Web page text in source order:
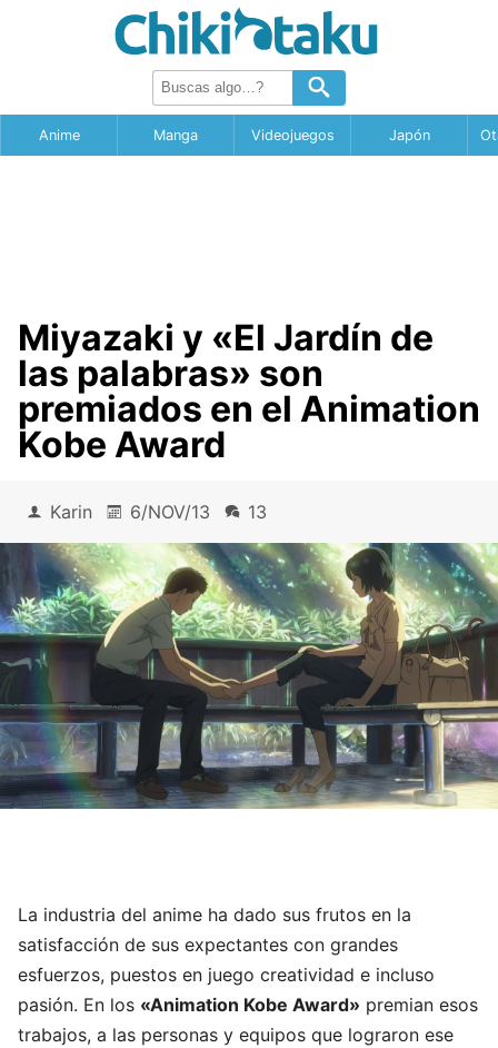
Anime Manga Videojuegos Japón
Miyazaki y «El Jardín de
las palabras» son
premiados en el Animation
Kobe Award
Karin 6/NOV/13 13
La industria del anime ha dado sus frutos en la
satisfacción de sus expectantes con grandes
esfuerzos, puestos en juego creatividad e incluso
pasión. En los «Animation Kobe Award» premian esos
trabajos, a las personas y equipos que lograron ese